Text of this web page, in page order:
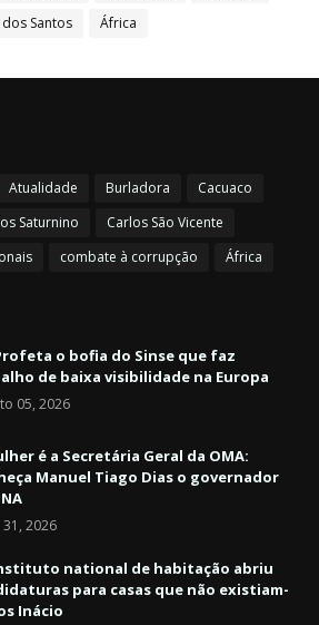
Santos África
Atualidade Burladora
Cacuaco
Saturnino
Carlos São Vicente
combate à corrupção África
o bofia do Sinse que faz
de baixa visibilidade na Europa
05, 2026
é a Secretária Geral da OMA:
Manuel Tiago Dias o governador
2026
national de habitação abriu
para casas que não existiam-
Inácio